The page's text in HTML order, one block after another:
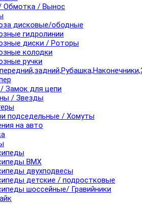
Обмотка / Вынос
дисковые/ободные
гидролинии
диски / Роторы
колодки
ручки
Замок для цепи
/ Звезды
подседельные / Хомуты
на авто
BMX
двухподвесы
детские / подростковые
шоссейные/ Гравийники